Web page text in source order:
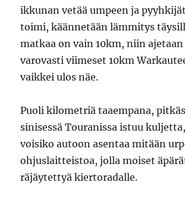
ikkunan vetää umpeen ja
toimi, käännetään lämmitys
matkaa on vain 10km, niin
varovasti viimeset 10km
vaikkei ulos näe.
Puoli kilometriä taaempana,
sinisessä Touranissa istuu
voisiko autoon asentaa mitään
ohjuslaitteistoa, jolla moiset
räjäytettyä kiertoradalle.